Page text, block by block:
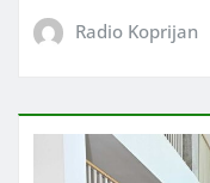
Radio Koprijan